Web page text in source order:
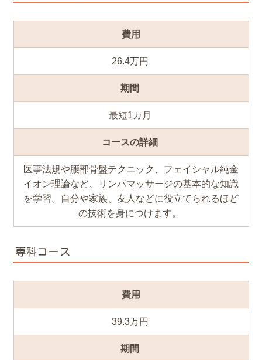
費用
26.4万円
期間
最短1カ月
コースの詳細
医事法規や腰部骨盤テクニック、フェイシャル純金
イオン理論など、リンパマッサージの基本的な知識
を学習。自分や家族、友人などに役立てられるほど
の技術を身につけます。
専科コース
費用
39.3万円
期間